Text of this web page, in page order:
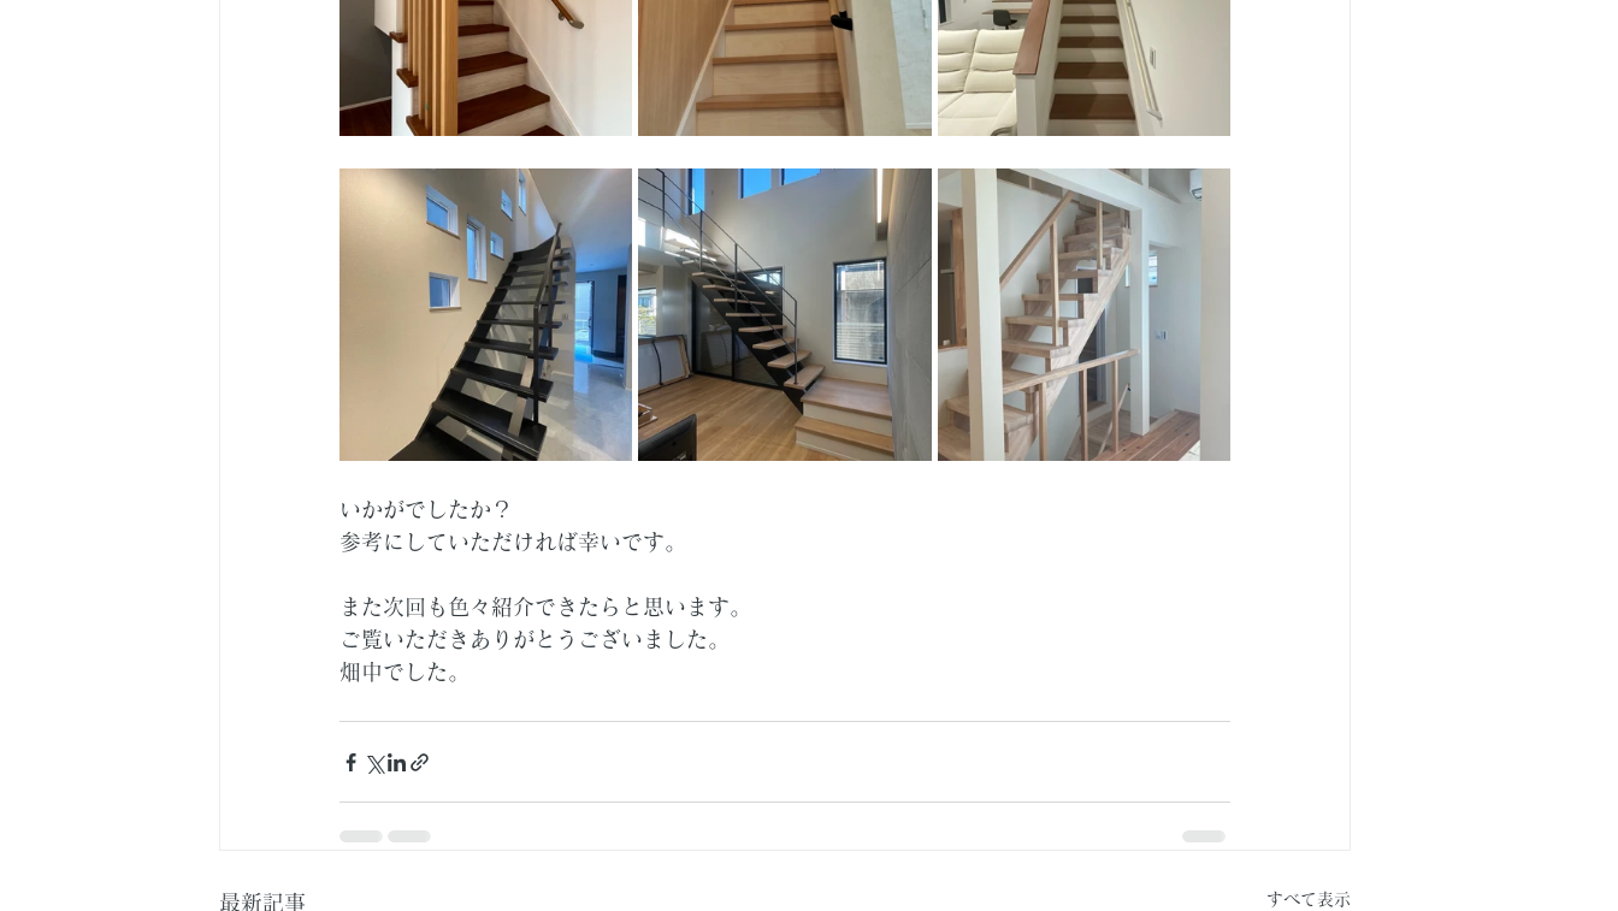
いかがでしたか？
参考にしていただければ幸いです。
また次回も色々紹介できたらと思います。
ご覧いただきありがとうございました。
畑中でした。
最新記事 すべて表示